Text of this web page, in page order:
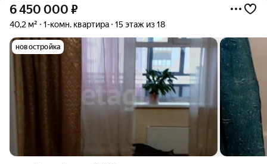
6 450 000 ₽
40,2 м² 1-комн. квартира 15 этаж из 18
новостройка